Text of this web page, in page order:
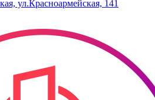
ул.Красноармейская, 141